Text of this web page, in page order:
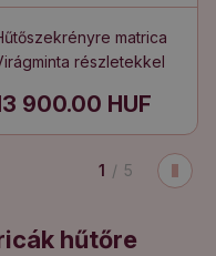
matrica
részletekkel
900.00 HUF
1 / 5
hűtőre